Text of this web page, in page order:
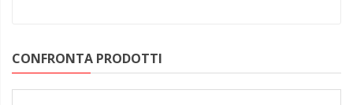
CONFRONTA PRODOTTI